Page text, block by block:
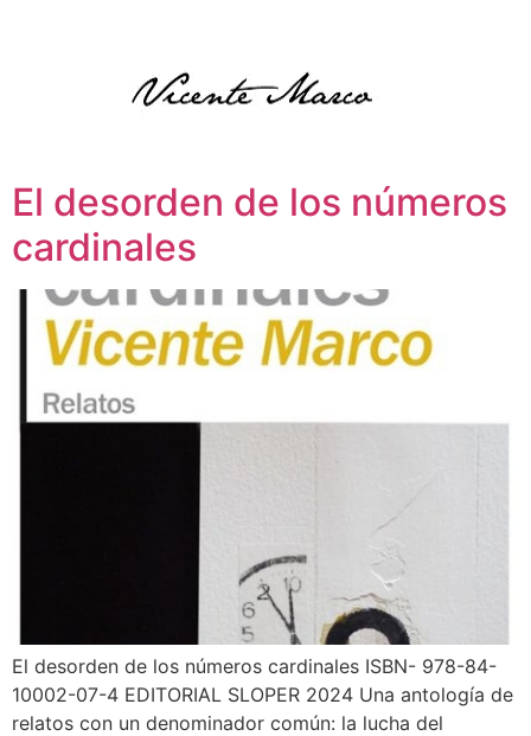
El desorden de los números
cardinales
El desorden de los números cardinales ISBN- 978-84-
10002-07-4 ​EDITORIAL SLOPER 2024 Una antología de
relatos con un denominador común: la lucha del